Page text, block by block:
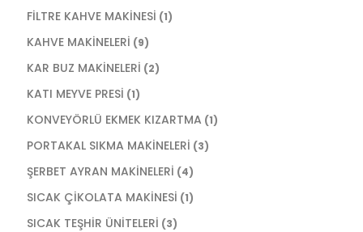
FİLTRE KAHVE MAKİNESİ (1)
KAHVE MAKİNELERİ (9)
KAR BUZ MAKİNELERİ (2)
KATI MEYVE PRESİ (1)
KONVEYÖRLÜ EKMEK KIZARTMA (1)
PORTAKAL SIKMA MAKİNELERİ (3)
ŞERBET AYRAN MAKİNELERİ (4)
SICAK ÇİKOLATA MAKİNESİ (1)
SICAK TEŞHİR ÜNİTELERİ (3)